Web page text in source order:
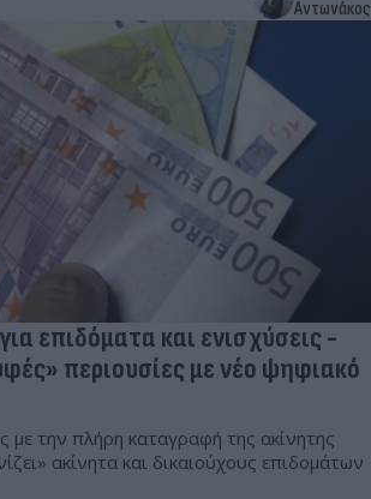
Αντωνάκος
επιδόματα και ενισχύσεις -
περιουσίες με νέο ψηφιακό
με την πλήρη καταγραφή της ακίνητης
ακίνητα και δικαιούχους επιδομάτων